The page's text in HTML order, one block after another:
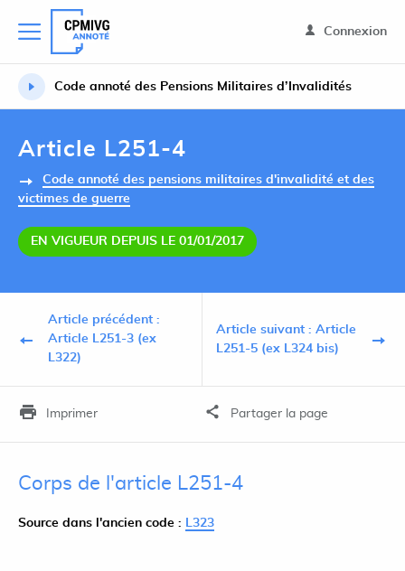
Connexion
Code annoté des Pensions Militaires d’Invalidités
Article L251-4
Code annoté des pensions militaires d'invalidité et des
victimes de guerre
EN VIGUEUR DEPUIS LE 01/01/2017
Article précédent :
Article L251-3 (ex
L322)
Article suivant : Article
L251-5 (ex L324 bis)
Imprimer Partager la page
Corps de l'article L251-4
Source dans l'ancien code : L323